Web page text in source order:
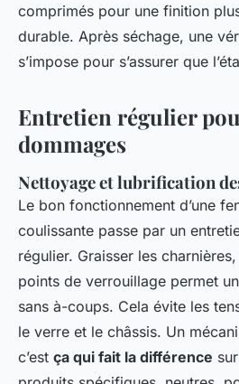
comprimés pour une finition
durable. Après séchage, une
s’impose pour s’assurer que
Entretien régulier
dommages
Nettoyage et lubrification
Le bon fonctionnement d’une
coulissante passe par un
régulier. Graisser les
points de verrouillage permet
sans à-coups. Cela évite les
le verre et le châssis. Un
c’est ça qui fait la différence